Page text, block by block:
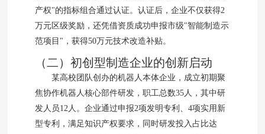
产权"的指标组合通过认证。认证后，企业不仅获得2
万元区级奖励，还凭借资质成功申报市级"智能制造示
范项目"，获得50万元技术改造补贴。
（二）初创型制造企业的创新启动
某高校团队创办的机器人本体企业，成立初期聚
焦协作机器人核心部件研发，职工总数35人，其中研
发人员12人。企业通过申报2项发明专利、4项实用新
型专利，满足知识产权要求，同时研发投入占比达